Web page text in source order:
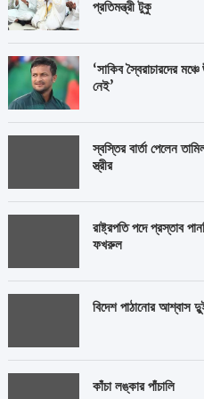
প্রতিমন্ত্রী টুকু
‘সাকিব স্বৈরাচারদের
নেই’
স্বস্তির বার্তা পেলেন
স্ত্রীর
রাষ্ট্রপতি পদে প্রস্তাব
ফখরুল
বিদেশ পাঠানোর আশ্বাস
কাঁচা লঙ্কার পাঁচালি